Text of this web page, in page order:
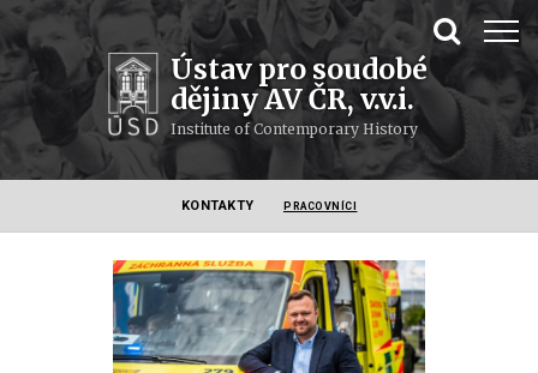
Ústav pro soudobé
dějiny AV ČR, v.v.i.
Institute of Contemporary History
KONTAKTY PRACOVNÍCI